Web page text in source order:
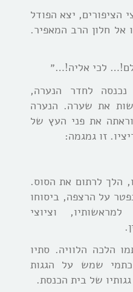
הציפורים, יצא הפודל
אל חלון הרב המאפיר.
לכי אליה!…״
לחדר הנערה,
את שערה. הנערה
את פני העץ של
זו גמגמה:
הלך לרתום את הסוס.
על הרצפה, ביסוחו
וציוצי
הלכה הלוויה. סתיו
שמש על הגגות
של בית הכנסת.